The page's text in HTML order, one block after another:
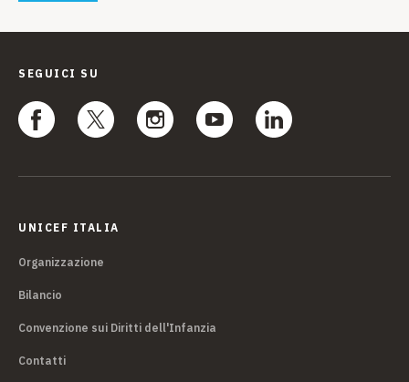
SEGUICI SU
UNICEF ITALIA
Organizzazione
Bilancio
Convenzione sui Diritti dell'Infanzia
Contatti